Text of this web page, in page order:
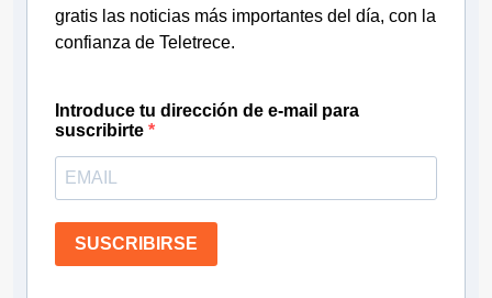
gratis las noticias más importantes del día, con la
confianza de Teletrece.
Introduce tu dirección de e-mail para
suscribirte
SUSCRIBIRSE